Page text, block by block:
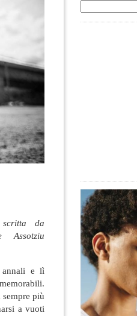
da
Assotziu
annali e lì
più
a vuoti